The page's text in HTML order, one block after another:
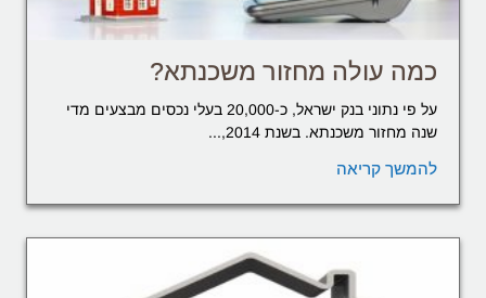
כמה עולה מחזור משכנתא?
על פי נתוני בנק ישראל, כ-20,000 בעלי נכסים מבצעים מדי
שנה מחזור משכנתא. בשנת 2014,...
להמשך קריאה